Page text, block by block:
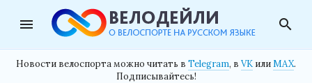
menu search
Новости велоспорта можно читать в Telegram, в VK илиMAX.
Подписывайтесь!